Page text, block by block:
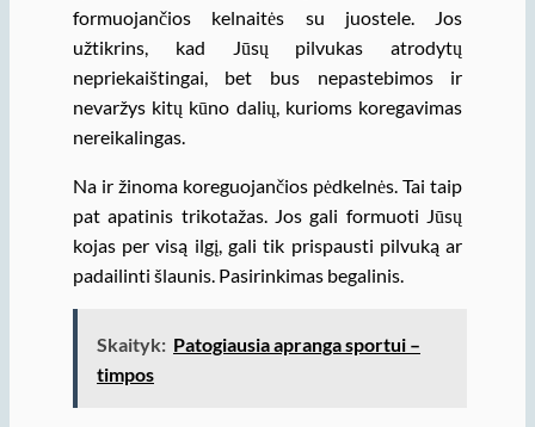
formuojančios kelnaitės su juostele. Jos
užtikrins, kad Jūsų pilvukas atrodytų
nepriekaištingai, bet bus nepastebimos ir
nevaržys kitų kūno dalių, kurioms koregavimas
nereikalingas.
Na ir žinoma koreguojančios pėdkelnės. Tai taip
pat apatinis trikotažas. Jos gali formuoti Jūsų
kojas per visą ilgį, gali tik prispausti pilvuką ar
padailinti šlaunis. Pasirinkimas begalinis.
Skaityk: Patogiausia apranga sportui –
timpos